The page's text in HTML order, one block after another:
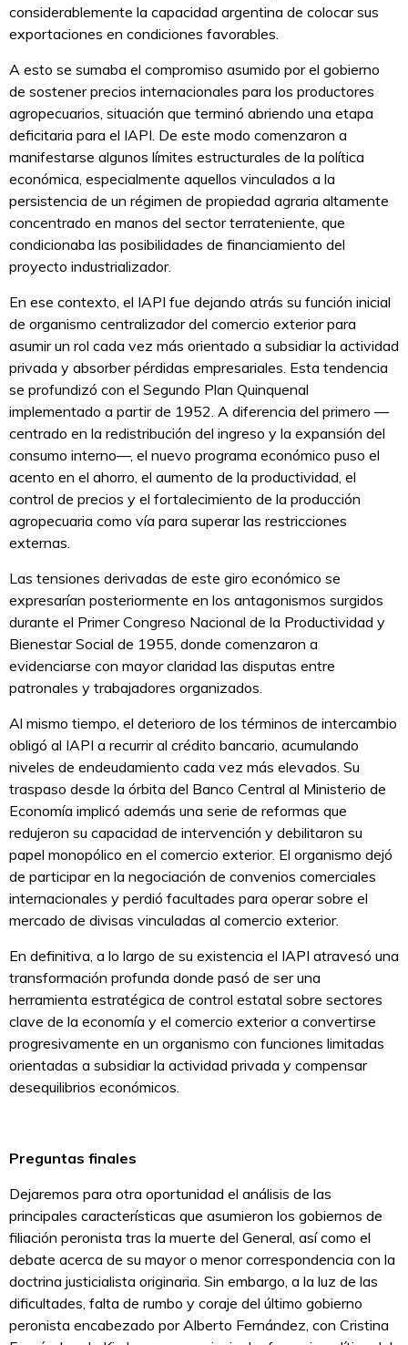
considerablemente la capacidad argentina de colocar sus
exportaciones en condiciones favorables.
A esto se sumaba el compromiso asumido por el gobierno
de sostener precios internacionales para los productores
agropecuarios, situación que terminó abriendo una etapa
deficitaria para el IAPI. De este modo comenzaron a
manifestarse algunos límites estructurales de la política
económica, especialmente aquellos vinculados a la
persistencia de un régimen de propiedad agraria altamente
concentrado en manos del sector terrateniente, que
condicionaba las posibilidades de financiamiento del
proyecto industrializador.
En ese contexto, el IAPI fue dejando atrás su función inicial
de organismo centralizador del comercio exterior para
asumir un rol cada vez más orientado a subsidiar la actividad
privada y absorber pérdidas empresariales. Esta tendencia
se profundizó con el Segundo Plan Quinquenal
implementado a partir de 1952. A diferencia del primero —
centrado en la redistribución del ingreso y la expansión del
consumo interno—, el nuevo programa económico puso el
acento en el ahorro, el aumento de la productividad, el
control de precios y el fortalecimiento de la producción
agropecuaria como vía para superar las restricciones
externas.
Las tensiones derivadas de este giro económico se
expresarían posteriormente en los antagonismos surgidos
durante el Primer Congreso Nacional de la Productividad y
Bienestar Social de 1955, donde comenzaron a
evidenciarse con mayor claridad las disputas entre
patronales y trabajadores organizados.
Al mismo tiempo, el deterioro de los términos de intercambio
obligó al IAPI a recurrir al crédito bancario, acumulando
niveles de endeudamiento cada vez más elevados. Su
traspaso desde la órbita del Banco Central al Ministerio de
Economía implicó además una serie de reformas que
redujeron su capacidad de intervención y debilitaron su
papel monopólico en el comercio exterior. El organismo dejó
de participar en la negociación de convenios comerciales
internacionales y perdió facultades para operar sobre el
mercado de divisas vinculadas al comercio exterior.
En definitiva, a lo largo de su existencia el IAPI atravesó una
transformación profunda donde pasó de ser una
herramienta estratégica de control estatal sobre sectores
clave de la economía y el comercio exterior a convertirse
progresivamente en un organismo con funciones limitadas
orientadas a subsidiar la actividad privada y compensar
desequilibrios económicos.
Preguntas finales
Dejaremos para otra oportunidad el análisis de las
principales características que asumieron los gobiernos de
filiación peronista tras la muerte del General, así como el
debate acerca de su mayor o menor correspondencia con la
doctrina justicialista originaria. Sin embargo, a la luz de las
dificultades, falta de rumbo y coraje del último gobierno
peronista encabezado por Alberto Fernández, con Cristina